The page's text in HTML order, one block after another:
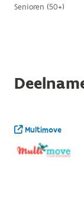
Senioren (50+)
Multimove